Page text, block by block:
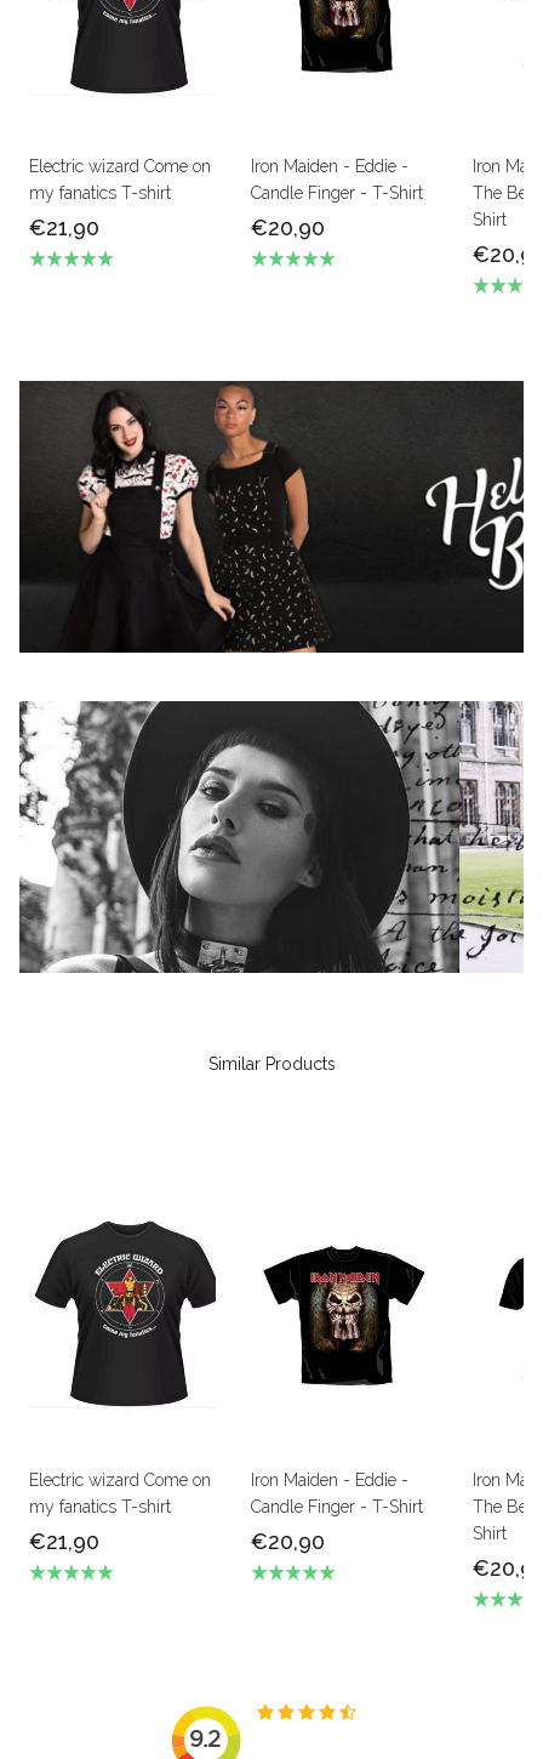
Electric wizard Come on
my fanatics T-shirt
€21,90
Iron Maiden - Eddie -
Candle Finger - T-Shirt
€20,90
Iron
The
Shirt
Similar Products
Electric wizard Come on
my fanatics T-shirt
€21,90
Iron Maiden - Eddie -
Candle Finger - T-Shirt
€20,90
Iron
The
Shirt